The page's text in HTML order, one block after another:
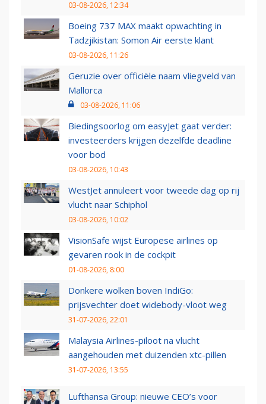
03-08-2026, 12:34
Boeing 737 MAX maakt opwachting in
Tadzjikistan: Somon Air eerste klant
03-08-2026, 11:26
Geruzie over officiële naam vliegveld van
Mallorca
03-08-2026, 11:06
Biedingsoorlog om easyJet gaat verder:
investeerders krijgen dezelfde deadline
voor bod
03-08-2026, 10:43
WestJet annuleert voor tweede dag op rij
vlucht naar Schiphol
03-08-2026, 10:02
VisionSafe wijst Europese airlines op
gevaren rook in de cockpit
01-08-2026, 8:00
Donkere wolken boven IndiGo:
prijsvechter doet widebody-vloot weg
31-07-2026, 22:01
Malaysia Airlines-piloot na vlucht
aangehouden met duizenden xtc-pillen
31-07-2026, 13:55
Lufthansa Group: nieuwe CEO’s voor